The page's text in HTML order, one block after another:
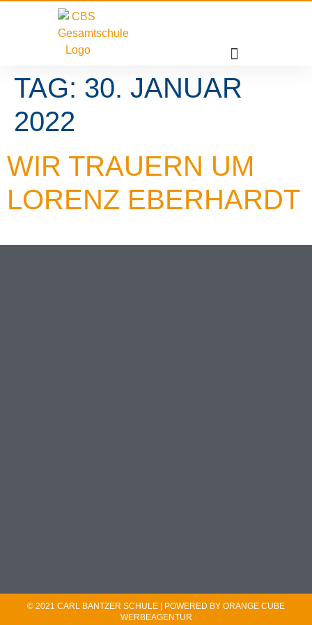
TAG: 30. JANUAR
2022
WIR TRAUERN UM
LORENZ EBERHARDT
© 2021 CARL BANTZER SCHULE | POWERED BY ORANGE CUBE
WERBEAGENTUR